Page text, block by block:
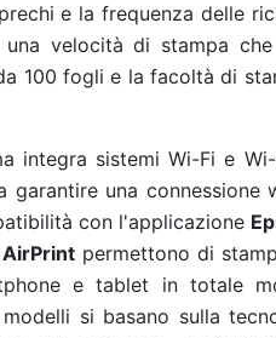
e la frequenza delle
velocità di stampa che
100 fogli e la facoltà di
integra sistemi Wi-Fi e
garantire una connessione
con l'applicazione
permettono di
e tablet in totale
si basano sulla